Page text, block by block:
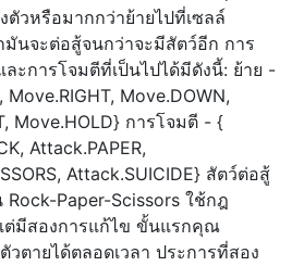
ตัวหรือมากกว่าย้ายไปที่เซลล์
มันจะต่อสู้จนกว่าจะมีสัตว์อีก การ
ละการโจมตีที่เป็นไปได้มีดังนี้: ย้าย -
Move.RIGHT, Move.DOWN,
Move.HOLD} การโจมตี - {
Attack.PAPER,
Attack.SUICIDE} สัตว์ต่อสู้
Rock-Paper-Scissors ใช้กฎ
ต่มีสองการแก้ไข ขั้นแรกคุณ
วตายได้ตลอดเวลา ประการที่สอง